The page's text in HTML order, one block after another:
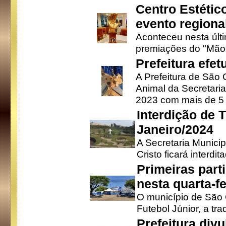
Centro
evento
Aconteceu nesta
premiações do
Prefeitura
A Prefeitura de São
Animal da
2023 com mais de 5
Interdição de
Janeiro/2024
A Secretaria
Cristo ficará
Primeiras
nesta quarta-
O município de
Futebol Júnior, a